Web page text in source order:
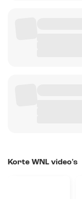
Korte WNL video's